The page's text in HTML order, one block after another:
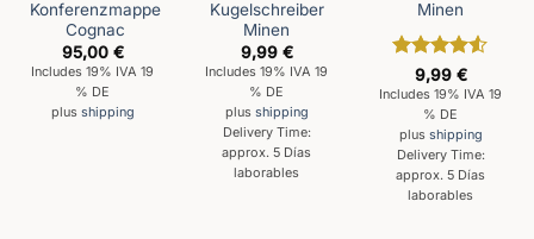
Konferenzmappe
Cognac
95,00 €
Includes 19% IVA 19
% DE
plus shipping
Kugelschreiber
Minen
9,99 €
Includes 19% IVA 19
% DE
plus shipping
Delivery Time:
approx. 5 Días
laborables
Minen
Valorado
con 4.5
de 5
9,99 €
Includes 19% IVA 19
% DE
plus shipping
Delivery Time:
approx. 5 Días
laborables